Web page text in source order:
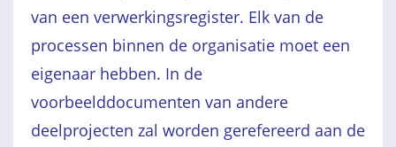
van een verwerkingsregister. Elk van de
processen binnen de organisatie moet een
eigenaar hebben. In de
voorbeelddocumenten van andere
deelprojecten zal worden gerefereerd aan de